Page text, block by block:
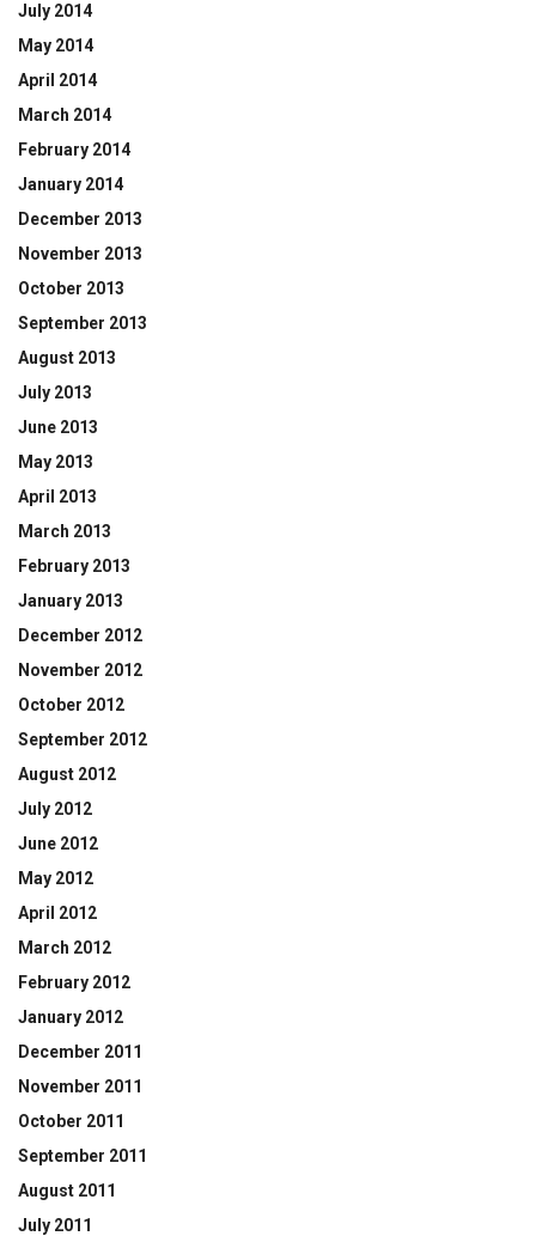
July 2014
May 2014
April 2014
March 2014
February 2014
January 2014
December 2013
November 2013
October 2013
September 2013
August 2013
July 2013
June 2013
May 2013
April 2013
March 2013
February 2013
January 2013
December 2012
November 2012
October 2012
September 2012
August 2012
July 2012
June 2012
May 2012
April 2012
March 2012
February 2012
January 2012
December 2011
November 2011
October 2011
September 2011
August 2011
July 2011